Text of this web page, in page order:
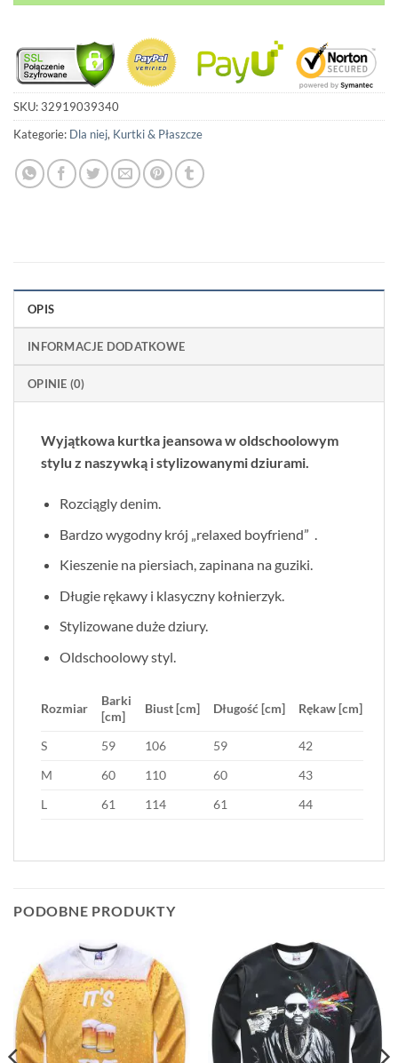
SKU:32919039340
Kategorie: Dla niej, Kurtki & Płaszcze
OPIS
INFORMACJE DODATKOWE
OPINIE (0)
Wyjątkowa kurtka jeansowa w oldschoolowym
stylu z naszywką i stylizowanymi dziurami.
Rozciągly denim.
Bardzo wygodny krój „relaxed boyfriend” .
Kieszenie na piersiach, zapinana na guziki.
Długie rękawy i klasyczny kołnierzyk.
Stylizowane duże dziury.
Oldschoolowy styl.
Rozmiar
Barki
[cm]
Biust [cm] Długość [cm] Rękaw [cm]
S 59 106 59
42
M
60 110 60
43
L
61 114 61 44
PODOBNE PRODUKTY